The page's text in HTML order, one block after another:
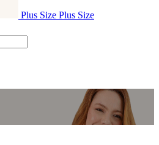
Plus Size Plus Size